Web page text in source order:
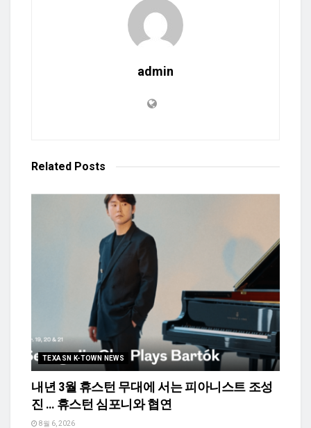
admin
Related Posts
TEXASN K-TOWN NEWS
내년 3월 휴스턴 무대에 서는 피아니스트 조성
진 … 휴스턴 심포니와 협연
8월 6, 2026